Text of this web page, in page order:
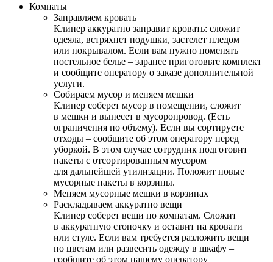
Комнаты
Заправляем кровать
Клинер аккуратно заправит кровать: сложит
одеяла, встряхнет подушки, застелет пледом
или покрывалом. Если вам нужно поменять
постельное белье – заранее приготовьте комплект
и сообщите оператору о заказе дополнительной
услуги.
Собираем мусор и меняем мешки
Клинер соберет мусор в помещении, сложит
в мешки и вынесет в мусоропровод. (Есть
ограничения по объему). Если вы сортируете
отходы – сообщите об этом оператору перед
уборкой. В этом случае сотрудник подготовит
пакеты с отсортированным мусором
для дальнейшей утилизации. Положит новые
мусорные пакеты в корзины.
Меняем мусорные мешки в корзинах
Раскладываем аккуратно вещи
Клинер соберет вещи по комнатам. Сложит
в аккуратную стопочку и оставит на кровати
или стуле. Если вам требуется разложить вещи
по цветам или развесить одежду в шкафу –
сообщите об этом нашему оператору